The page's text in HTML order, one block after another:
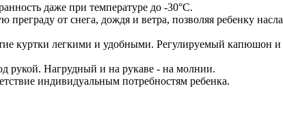
даже при температуре до -30°C.
от снега, дождя и ветра, позволяя ребенку
куртки легкими и удобными. Регулируемый капюшон
рукой. Нагрудный и на рукаве - на молнии.
индивидуальным потребностям ребенка.